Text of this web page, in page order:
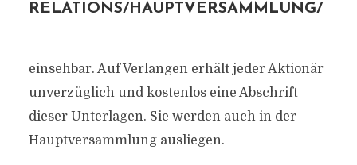
RELATIONS/HAUPTVERSAMMLUNG/
einsehbar. Auf Verlangen erhält jeder Aktionär
unverzüglich und kostenlos eine Abschrift
dieser Unterlagen. Sie werden auch in der
Hauptversammlung ausliegen.